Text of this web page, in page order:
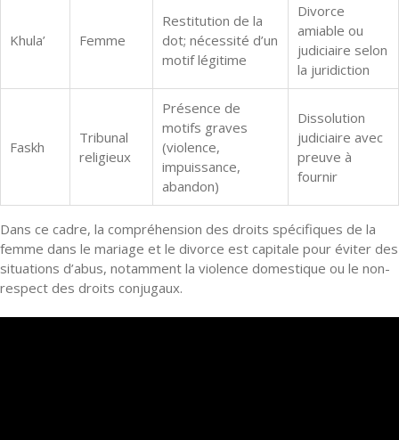
Khula’ Femme
Restitution de la
dot; nécessité d’un
motif légitime
Divorce
amiable ou
judiciaire selon
la juridiction
Faskh
Tribunal
religieux
Présence de
motifs graves
(violence,
impuissance,
abandon)
Dissolution
judiciaire avec
preuve à
fournir
Dans ce cadre, la compréhension des droits spécifiques de la
femme dans le mariage et le divorce est capitale pour éviter des
situations d’abus, notamment la violence domestique ou le non-
respect des droits conjugaux.